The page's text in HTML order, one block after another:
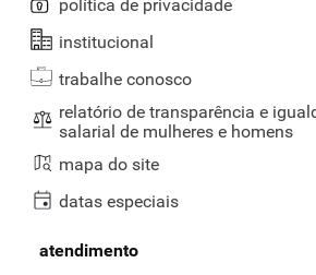
política de privacidade
institucional
trabalhe conosco
relatório de transparência e
salarial de mulheres e homens
mapa do site
datas especiais
atendimento